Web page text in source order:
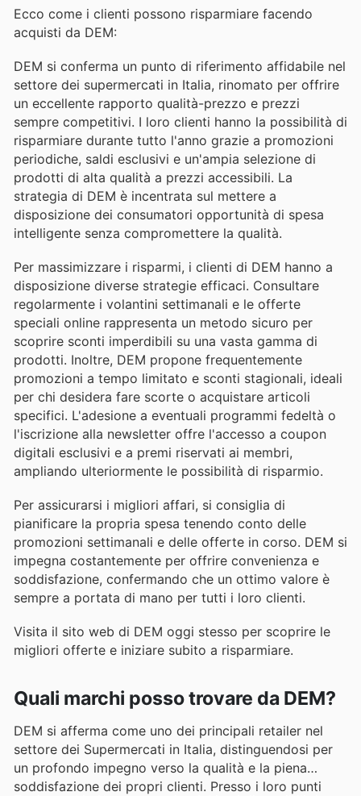
Ecco come i clienti possono risparmiare facendo
acquisti da DEM:
DEM si conferma un punto di riferimento affidabile nel
settore dei supermercati in Italia, rinomato per offrire
un eccellente rapporto qualità-prezzo e prezzi
sempre competitivi. I loro clienti hanno la possibilità di
risparmiare durante tutto l'anno grazie a promozioni
periodiche, saldi esclusivi e un'ampia selezione di
prodotti di alta qualità a prezzi accessibili. La
strategia di DEM è incentrata sul mettere a
disposizione dei consumatori opportunità di spesa
intelligente senza compromettere la qualità.
Per massimizzare i risparmi, i clienti di DEM hanno a
disposizione diverse strategie efficaci. Consultare
regolarmente i volantini settimanali e le offerte
speciali online rappresenta un metodo sicuro per
scoprire sconti imperdibili su una vasta gamma di
prodotti. Inoltre, DEM propone frequentemente
promozioni a tempo limitato e sconti stagionali, ideali
per chi desidera fare scorte o acquistare articoli
specifici. L'adesione a eventuali programmi fedeltà o
l'iscrizione alla newsletter offre l'accesso a coupon
digitali esclusivi e a premi riservati ai membri,
ampliando ulteriormente le possibilità di risparmio.
Per assicurarsi i migliori affari, si consiglia di
pianificare la propria spesa tenendo conto delle
promozioni settimanali e delle offerte in corso. DEM si
impegna costantemente per offrire convenienza e
soddisfazione, confermando che un ottimo valore è
sempre a portata di mano per tutti i loro clienti.
Visita il sito web di DEM oggi stesso per scoprire le
migliori offerte e iniziare subito a risparmiare.
Quali marchi posso trovare da DEM?
DEM si afferma come uno dei principali retailer nel
settore dei Supermercati in Italia, distinguendosi per
un profondo impegno verso la qualità e la piena
soddisfazione dei propri clienti. Presso i loro punti